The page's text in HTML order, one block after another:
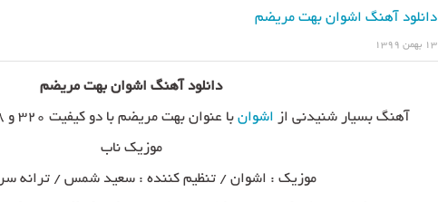
دانلود آهنگ اشوان بهت مریضم
۱۳ بهمن ۱۳۹۹
دانلود آهنگ اشوان بهت مریضم
آهنگ بسیار شنیدنی از اشوان
موزیک ناب
موزیک : اشوان / تنظیم کننده : سعید شمس / ترانه